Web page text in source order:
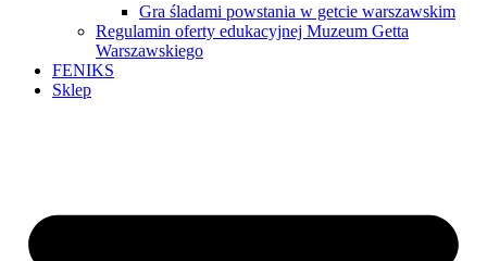
Gra śladami powstania w getcie warszawskim
Regulamin oferty edukacyjnej Muzeum Getta
Warszawskiego
FENIKS
Sklep